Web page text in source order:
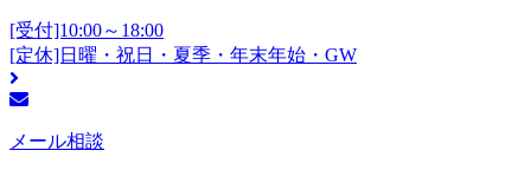
[受付]10:00～18:00
[定休]日曜・祝日・夏季・年末年始・GW
メール相談